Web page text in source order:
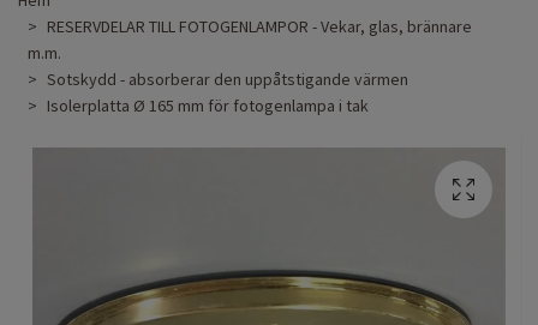
RESERVDELAR TILL FOTOGENLAMPOR - Vekar, glas, brännare
m.m.
Sotskydd - absorberar den uppåtstigande värmen
Isolerplatta Ø 165 mm för fotogenlampa i tak